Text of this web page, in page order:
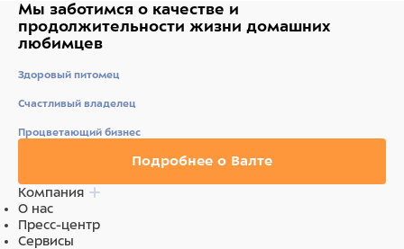
учреждениях, а также иными потребителями для
люминесцентного сравнительного анализа различных
объектов.
люминесцентной ультрафиолетовой лампы «черного
света», помещенной в пластмассовый плафон.
осветителе, не обладает бактерицидным действием и не
способствует появлению загара.
Шарнирная конструкция Лампы Вуда позволяет
установить удобный для освещения угол плафона.
Мы заботимся о качестве и
продолжительности жизни домашних
любимцев
Здоровый питомец
Счастливый владелец
Процветающий бизнес
Подробнее о Валте
Компания
О нас
Пресс-центр
Сервисы